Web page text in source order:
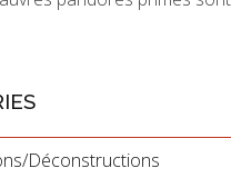
Déconstructions